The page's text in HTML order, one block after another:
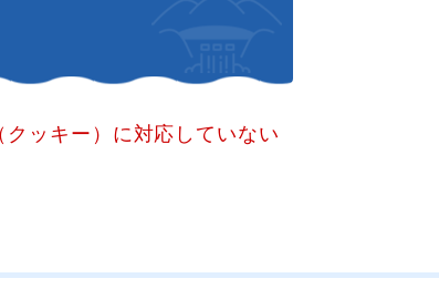
ッキー）に対応していない